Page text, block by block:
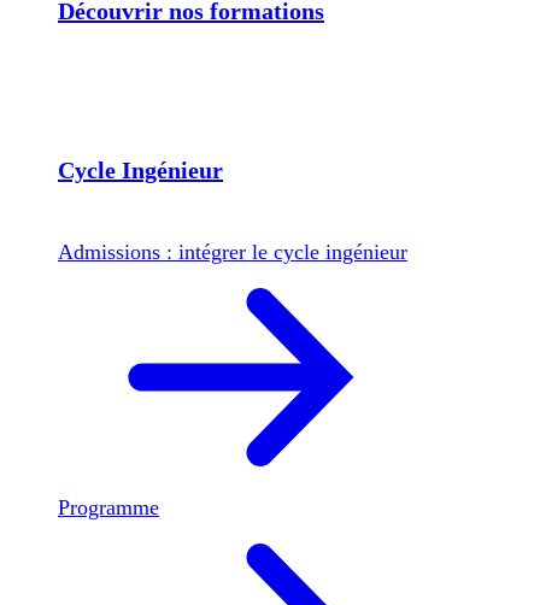
Découvrir nos formations
Cycle Ingénieur
Admissions : intégrer le cycle ingénieur
Programme